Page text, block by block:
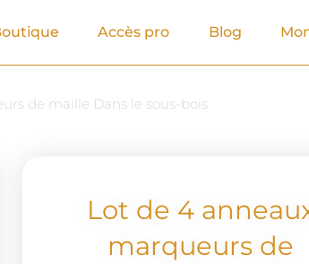
Accès pro Blog
de maille Dans le sous-bois
Lot de 4
marqueurs de